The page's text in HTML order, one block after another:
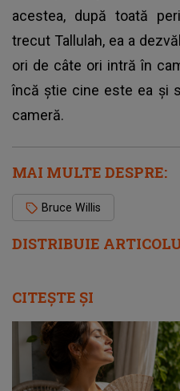
DISTRIBUIE
acestea, după toată
trecut Tallulah, ea a
ori de câte ori intră în
încă știe cine este ea și
cameră.
MAI MULTE DESPRE:
Bruce Willis
CITEȘTE ȘI